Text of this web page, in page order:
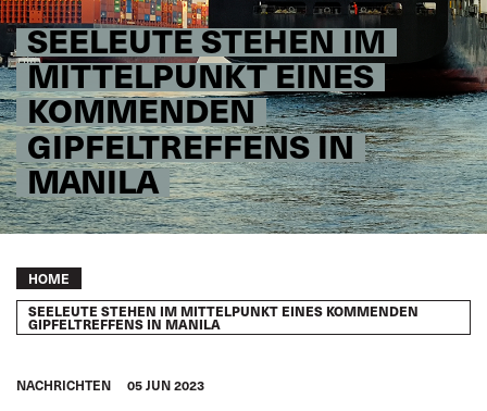
SEELEUTE STEHEN IM
MITTELPUNKT EINES
KOMMENDEN
GIPFELTREFFENS IN
MANILA
Breadcrumb
HOME
SEELEUTE STEHEN IM MITTELPUNKT EINES KOMMENDEN
GIPFELTREFFENS IN MANILA
NACHRICHTEN 05 JUN 2023